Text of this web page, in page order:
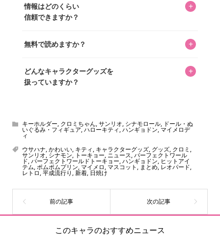
ッズを収集し、月に1,000点の新商品を選定・購入する編集
長KOSが全記事を監修しています。
書いています。AIは使用していません。編集長KOSが最終確
認を行い、手動で更新しています。
情報はどのくらい
信頼できますか？
+
いをお届けすることは保証します。なお、記事内に価格は
め、正確な情報をお伝えできないからです。
無料で読めますか？ +
どんなキャラクターグッズを
扱っていますか？
+
ん！200種以上のトレンディなキャラクターやアニメキャラ
をご紹介しています。生まれたばかりの新しいキャラクタ
ーをいち早く皆さんにお届けすることも、私たちの使命の
ひとつです。
キーホルダー, クロミちゃん,サンリオ, シナモロール, ドール・ぬ
いぐるみ・フィギュア,ハローキティ,ハンギョドン,マイメロデ
ィ
ウサハナ,かわいい, キティ, キャラクターグッズ, グッズ, クロミ ,
サンリオ, シナモン, トーキョー, ニュース,パーフェクトワール
ド,パーフェクトワールドトーキョー,ハンギョドン, ヒットアイ
テム,ポムポムプリン, マイメロ, マスコット, まとめ, レオパード,
レトロ,平成流行り ,新着,日焼け
このキャラのおすすめニュース